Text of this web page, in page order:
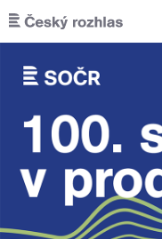
Přejít k hlavnímu obsahu